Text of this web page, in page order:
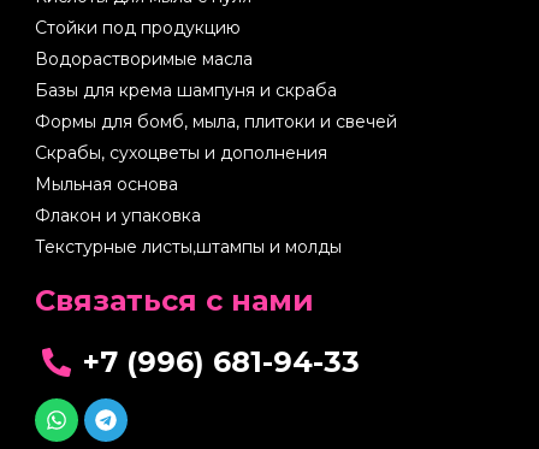
Стойки под продукцию
Водорастворимые масла
Базы для крема шампуня и скраба
Формы для бомб, мыла, плитоки и свечей
Скрабы, сухоцветы и дополнения
Мыльная основа
Флакон и упаковка
Текстурные листы,штампы и молды
Cвязаться с нами
+7 (996) 681-94-33